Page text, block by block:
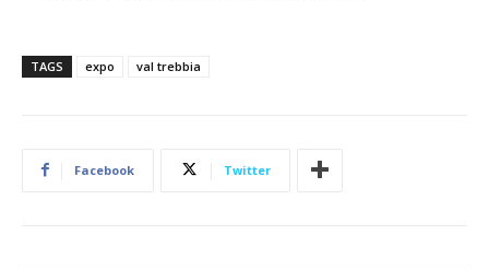
TAGS expo val trebbia
Facebook Twitter